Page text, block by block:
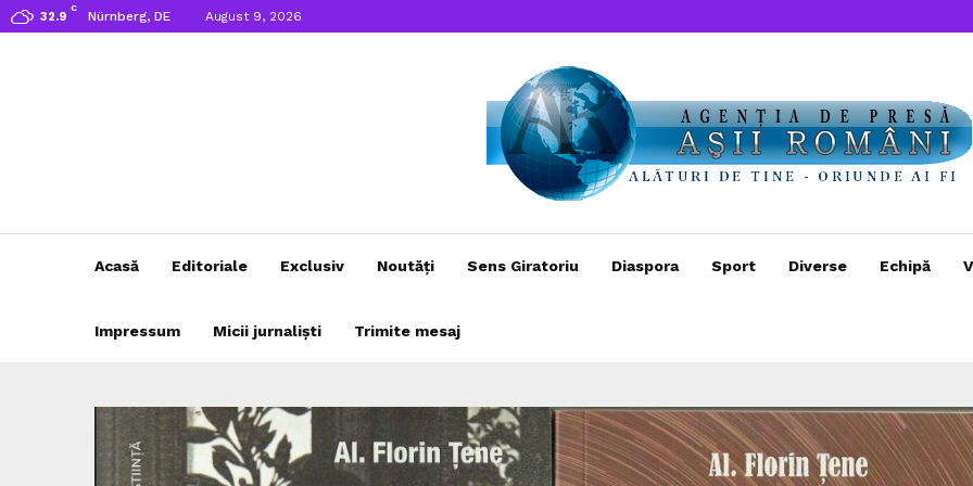
32.9
C
Nürnberg, DE August 9, 2026
Acasă Editoriale Exclusiv Noutăți Sens Giratoriu Diaspora Sport Diverse Echipă
Impressum Micii jurnaliști Trimite mesaj